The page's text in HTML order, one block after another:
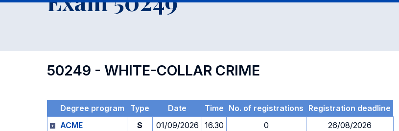
50249 - WHITE-COLLAR CRIME
Degree program Type Date Time No. of registrations Registration deadline
ACME
S 01/09/2026 16.30 0
26/08/2026